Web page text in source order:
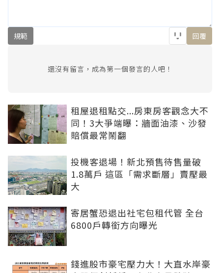
規範 回覆
還沒有留言，成為第一個發言的人吧！
租屋退租點交...房東房客觀念大不
同！3大爭端曝：牆面油漆、沙發
賠償最常鬧翻
投機客退場！新北預售待售量破
1.8萬戶 這區「需求斷層」賣壓最
大
寄居蟹恐退出社宅包租代管 全台
6800戶轉銜方向曝光
錢進股市豪宅壓力大！大直水岸豪